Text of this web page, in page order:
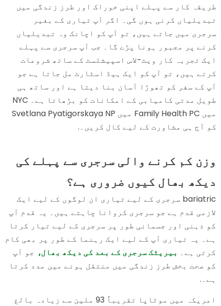
طریقہ کار سے پہلے اپنی خوراک اور طرز زندگی میں
تبدیلیاں کرنی ہوں گی۔ اگر آپ تیاری کے بغیر
سرجری میں جاتے ہیں، تو آپ کو اچانک وہ تبدیلیاں
کرنے پر مجبور ہونا پڑے گا۔ جب آپ سرجری سے پہلے
ایک تجربہ کار ویٹ-لاس اسپیشلسٹ کے ساتھ شروعات
کرتے ہیں، تو آپ کو ایک ہیڈ اسٹارٹ مل جاتا ہے جو
آپ کے سفر کو تھوڑا آسان بنا دیتا ہے اور ساتھ ہی
طویل مدتی کامیابی کے امکانات کو بڑھاتا ہے۔ NYC
میں Family Health PC میں Svetlana Pyatigorskaya NP
کو آج ہی مشاورت کے لیے کال کریں۔.
وزن کم کرنے والی سرجری سے پہلے کی
دیکھ بھال کیوں ضروری ہے؟
bariatric سرجری کے لیے تیاری ان لوگوں کے لیے ایک
لازمی قدم ہے جو سرجری کروانا چاہتے ہیں۔ یہ قدم آپ
کو ذہنی اور جسمانی طور پر سرجری کے لیے تیار کرتا
ہے۔ یہ تیاری آپ کے لیے ایک رہنما کے طور پر بھی کام
کرتی ہے۔ بیریٹک سرجری کے بعد کی دیکھ بھال, جو آپ
کو صحت بخش طرز زندگی میں منتقل ہونے میں مدد کرتا
ہے۔.
امریکہ میں موٹاپا تقریباً 93 ملین سے زیادہ بالغ